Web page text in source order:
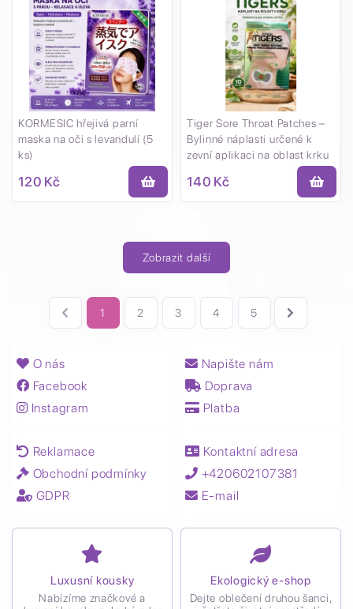
KORMESIC hřejivá parní
maska na oči s levandulí (5
ks)
120 Kč
Tiger Sore Throat Patches –
Bylinné náplasti určené k
zevní aplikaci na oblast krku
140 Kč
Zobrazit další
1 2 3 4 5
O nás
Facebook
Instagram
Napište nám
Doprava
Platba
Reklamace
Obchodní podmínky
GDPR
Kontaktní adresa
+420602107381
E-mail
Luxusní kousky
Nabízíme značkové a
Ekologický e-shop
Dejte oblečení druhou šanci,